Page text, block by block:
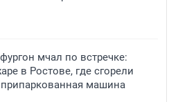
мчал по встречке:
в Ростове, где сгорели
машина